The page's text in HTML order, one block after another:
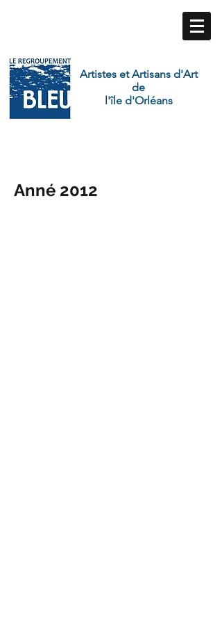
Artistes et Artisans d'Art
de
l'île d'Orléans
Anné 2012